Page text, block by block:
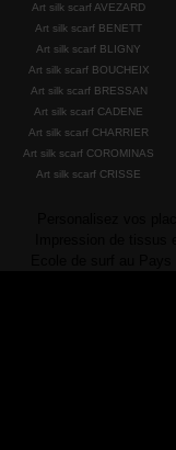
Art silk scarf AVEZARD
Art silk scarf BENETT
Art silk scarf BLIGNY
Art silk scarf BOUCHEIX
Art silk scarf BRESSAN
Art silk scarf CADENE
Art silk scarf CHARRIER
Art silk scarf COROMINAS
Art silk scarf CRISSE